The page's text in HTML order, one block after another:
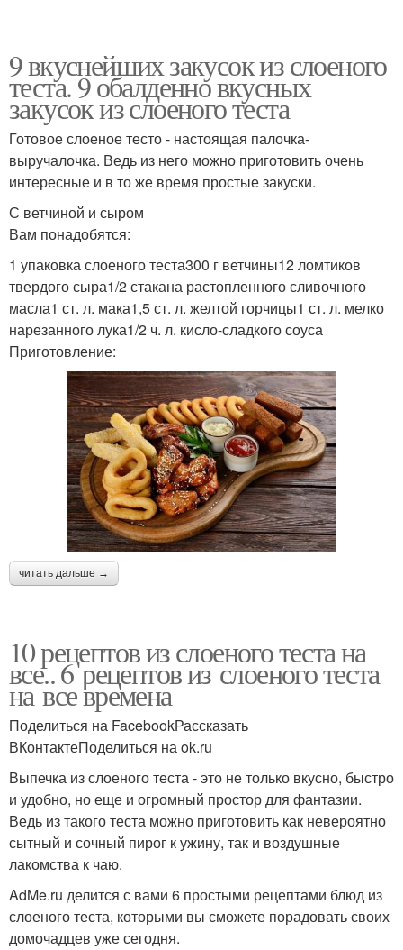
9 вкуснейших закусок из слоеного
теста. 9 обалденно вкусных
закусок из слоеного теста
Готовое слоеное тесто - настоящая палочка-
выручалочка. Ведь из него можно приготовить очень
интересные и в то же время простые закуски.
С ветчиной и сыром
Вам понадобятся:
1 упаковка слоеного теста300 г ветчины12 ломтиков
твердого сыра1/2 стакана растопленного сливочного
масла1 ст. л. мака1,5 ст. л. желтой горчицы1 ст. л. мелко
нарезанного лука1/2 ч. л. кисло-сладкого соуса
Приготовление:
читать дальше →
10 рецептов из слоеного теста на
все.. 6 рецептов из слоеного теста
на все времена
Поделиться на FacebookРассказать
ВКонтактеПоделиться на ok.ru
Выпечка из слоеного теста - это не только вкусно, быстро
и удобно, но еще и огромный простор для фантазии.
Ведь из такого теста можно приготовить как невероятно
сытный и сочный пирог к ужину, так и воздушные
лакомства к чаю.
AdMe.ru делится с вами 6 простыми рецептами блюд из
слоеного теста, которыми вы сможете порадовать своих
домочадцев уже сегодня.